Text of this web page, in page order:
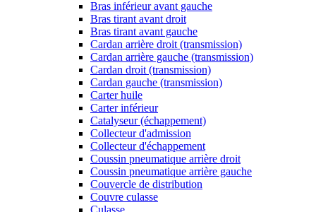
Bras inférieur avant gauche
Bras tirant avant droit
Bras tirant avant gauche
Cardan arrière droit (transmission)
Cardan arrière gauche (transmission)
Cardan droit (transmission)
Cardan gauche (transmission)
Carter huile
Carter inférieur
Catalyseur (échappement)
Collecteur d'admission
Collecteur d'échappement
Coussin pneumatique arrière droit
Coussin pneumatique arrière gauche
Couvercle de distribution
Couvre culasse
Culasse